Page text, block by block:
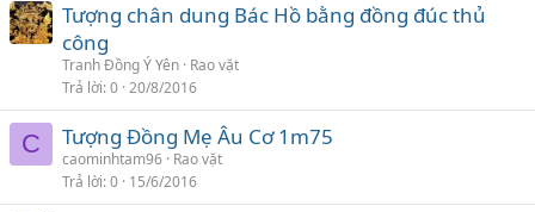
Tượng chân dung Bác Hồ bằng đồng đúc thủ
công
Tranh Đồng Ý Yên Rao vặt
Trả lời 0 20/8/2016
C Tượng Đồng Mẹ Âu Cơ 1m75
caominhtam96 Rao vặt
Trả lời 0 15/6/2016